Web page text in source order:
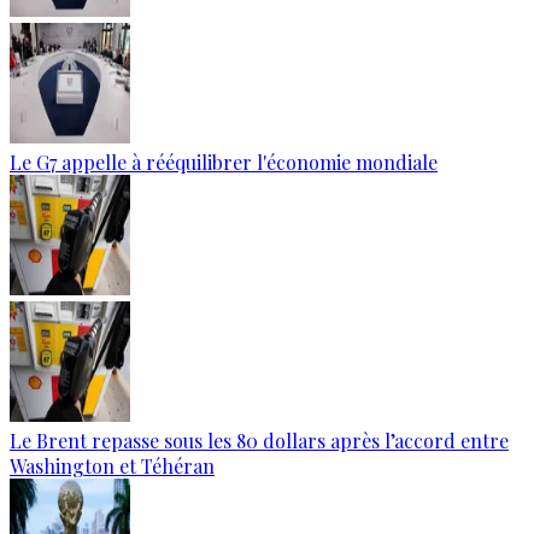
Le G7 appelle à rééquilibrer l'économie mondiale
Le Brent repasse sous les 80 dollars après l’accord entre
Washington et Téhéran